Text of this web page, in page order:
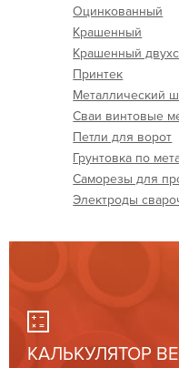
Оцинкованный
Крашенный
Крашенный
Принтек
Металлический
Сваи винтовые
Петли для ворот
Грунтовка по
Саморезы для
Электроды
КАЛЬКУЛЯТОР